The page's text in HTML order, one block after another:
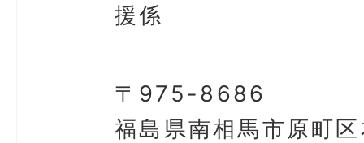
援係
〒975-8686
福島県南相馬市原町